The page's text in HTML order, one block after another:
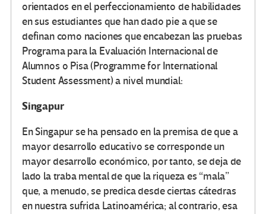
orientados en el perfeccionamiento de habilidades
en sus estudiantes que han dado pie a que se
definan como naciones que encabezan las pruebas
Programa para la Evaluación Internacional de
Alumnos o Pisa (Programme for International
Student Assessment) a nivel mundial:
Singapur
En Singapur se ha pensado en la premisa de que a
mayor desarrollo educativo se corresponde un
mayor desarrollo económico, por tanto, se deja de
lado la traba mental de que la riqueza es “mala”
que, a menudo, se predica desde ciertas cátedras
en nuestra sufrida Latinoamérica; al contrario, esa